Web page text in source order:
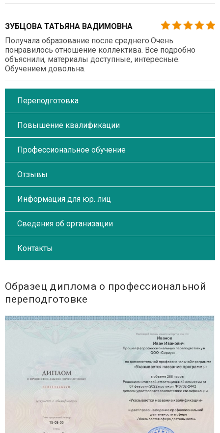
ЗУБЦОВА ТАТЬЯНА ВАДИМОВНА
Получала образование после среднего.Очень
понравилось отношение коллектива. Все подробно
объяснили, материалы доступные, интересные.
Обучением довольна.
Переподготовка
Повышение квалификации
Профессиональное обучение
Отзывы
Информация для юр. лиц
Сведения об организации
Контакты
Образец диплома о профессиональной
переподготовке